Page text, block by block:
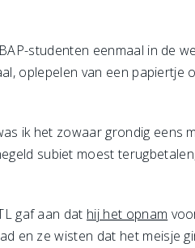
studenten eenmaal in de
oplepelen van een papiertje
ik het zowaar grondig eens
subiet moest
gaf aan dat hij het opnam
en ze wisten dat het meisje